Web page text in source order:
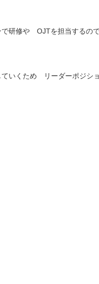
で研修や OJTを担当するの
いくため リーダーポジシ